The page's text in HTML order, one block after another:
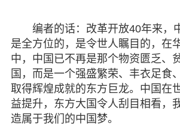
专题活动
履行职责
自身建设
致公风采
编者的话：改革开放40年来，
是全方位的，是令世人瞩目的，在
中，中国已不再是那个物资匮乏、
国，而是一个强盛繁荣、丰衣足食
取得辉煌成就的东方巨龙。中国在
益提升，东方大国令人刮目相看，
造属于我们的中国梦。